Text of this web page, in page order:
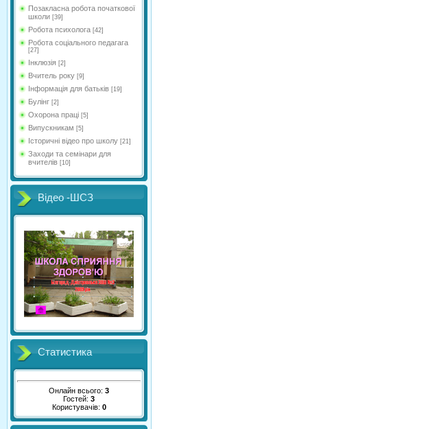
Позакласна робота початкової
школи [39]
Робота психолога [42]
Робота соціального педагага
[27]
Інклюзія [2]
Вчитель року [9]
Інформація для батьків [19]
Булінг [2]
Охорона праці [5]
Випускникам [5]
Історичні відео про школу [21]
Заходи та семінари для
вчителів [10]
Відео -ШСЗ
Статистика
Онлайн всього: 3
Гостей: 3
Користувачів: 0